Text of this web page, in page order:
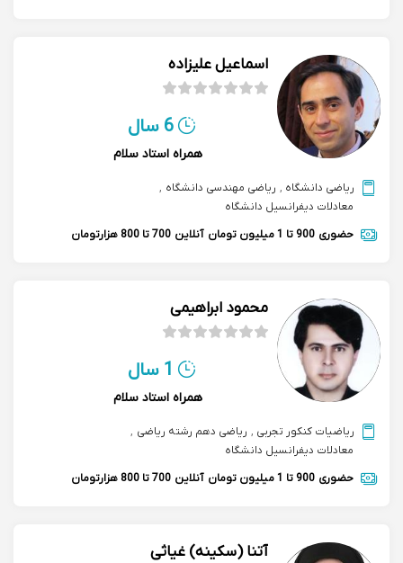
اسماعیل علیزاده
6 سال
همراه استاد سلام
ریاضی دانشگاه , ریاضی مهندسی دانشگاه ,
معادلات دیفرانسیل دانشگاه
حضوری 900 تا 1 میلیون تومان آنلاین 700 تا 800 هزارتومان
محمود ابراهیمی
1 سال
همراه استاد سلام
ریاضیات کنکور تجربی , ریاضی دهم رشته ریاضی ,
معادلات دیفرانسیل دانشگاه
حضوری 900 تا 1 میلیون تومان آنلاین 700 تا 800 هزارتومان
آتنا (سکینه) غیاثی